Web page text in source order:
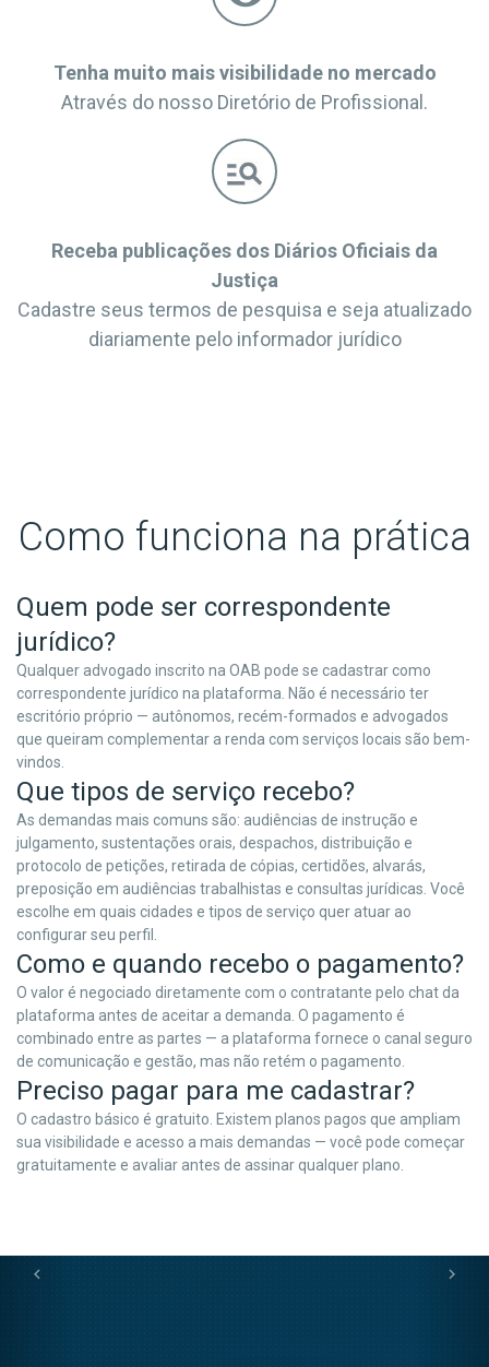
Tenha muito mais visibilidade no mercado
Através do nosso Diretório de Profissional.
Receba publicações dos Diários Oficiais da
Justiça
Cadastre seus termos de pesquisa e seja atualizado
diariamente pelo informador jurídico
Como funciona na prática
Quem pode ser correspondente
jurídico?
Qualquer advogado inscrito na OAB pode se cadastrar como
correspondente jurídico na plataforma. Não é necessário ter
escritório próprio — autônomos, recém-formados e advogados
que queiram complementar a renda com serviços locais são bem-
vindos.
Que tipos de serviço recebo?
As demandas mais comuns são: audiências de instrução e
julgamento, sustentações orais, despachos, distribuição e
protocolo de petições, retirada de cópias, certidões, alvarás,
preposição em audiências trabalhistas e consultas jurídicas. Você
escolhe em quais cidades e tipos de serviço quer atuar ao
configurar seu perfil.
Como e quando recebo o pagamento?
O valor é negociado diretamente com o contratante pelo chat da
plataforma antes de aceitar a demanda. O pagamento é
combinado entre as partes — a plataforma fornece o canal seguro
de comunicação e gestão, mas não retém o pagamento.
Preciso pagar para me cadastrar?
O cadastro básico é gratuito. Existem planos pagos que ampliam
sua visibilidade e acesso a mais demandas — você pode começar
gratuitamente e avaliar antes de assinar qualquer plano.
chevron_left chevron_right